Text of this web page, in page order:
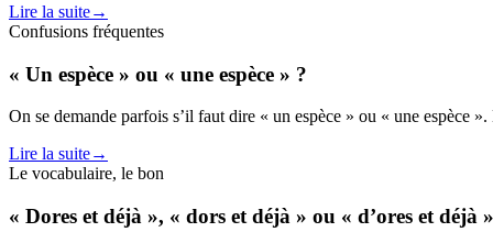
Lire la suite→
Confusions fréquentes
« Un espèce » ou « une espèce » ?
On se demande parfois s’il faut dire « un espèce » ou « une espèce
Lire la suite→
Le vocabulaire, le bon
« Dores et déjà », « dors et déjà » ou « d’ores et déjà